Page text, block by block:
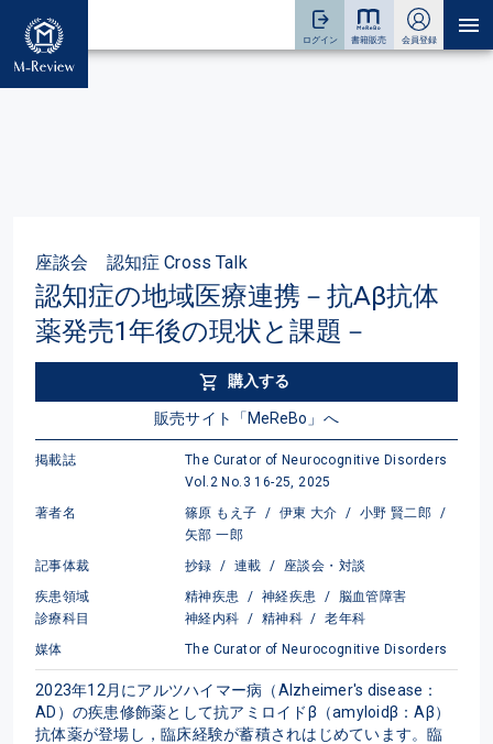
座談会 認知症 Cross Talk
認知症の地域医療連携－抗Aβ抗体
薬発売1年後の現状と課題－
購入する
販売サイト「MeReBo」へ
掲載誌
The Curator of Neurocognitive Disorders
Vol.2 No.3 16-25, 2025
著者名
篠原 もえ子 / 伊東 大介 / 小野 賢二郎 /
矢部 一郎
記事体裁
抄録 / 連載 /
座談会・対談
疾患領域
精神疾患 / 神経疾患 /
脳血管障害
診療科目
神経内科 / 精神科 / 老年科
媒体
The Curator of Neurocognitive Disorders
2023年12月にアルツハイマー病（Alzheimer's disease：
AD）の疾患修飾薬として抗アミロイドβ（amyloidβ：Aβ）
抗体薬が登場し，臨床経験が蓄積されはじめています。臨